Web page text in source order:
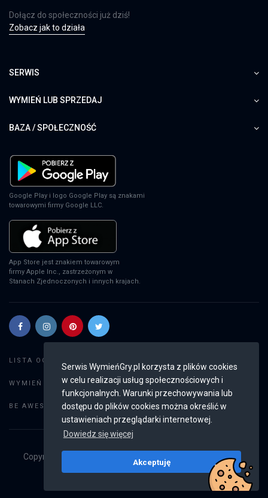
Serwis WymieńGry.pl korzysta z plików cookies
w celu realizacji usług społecznościowych i
funkcjonalnych. Warunki przechowywania lub
dostępu do plików cookies można określić w
ustawieniach przeglądarki internetowej.
Dowiedz się więcej
Akceptuję
Dołącz do społeczności już dziś!
Zobacz jak to działa
SERWIS
WYMIEŃ LUB SPRZEDAJ
BAZA / SPOŁECZNOŚĆ
Google Play i logo Google Play są znakami
towarowymi firmy Google LLC.
App Store jest znakiem towarowym
firmy Apple Inc., zastrzeżonym w
Stanach Zjednoczonych i innych krajach.
LISTA OGŁOSZEŃ:
WYMIEŃ GRY: Dodaj ogłoszenie
BE AWESOME: Weryfikacja konta
Copyright © 2019 - 2026
Wszystkie prawa
v2.8.4